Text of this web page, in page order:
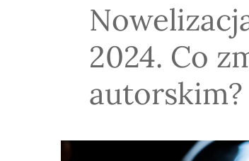
2024. Co
autorskim?